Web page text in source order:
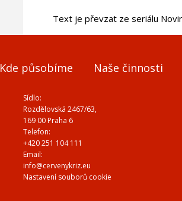
Text je převzat ze seriálu
Kde působíme Naše činnosti
Sídlo:
Rozdělovská 2467/63,
169 00 Praha 6
Telefon:
+420 251 104 111
Email:
info@cervenykriz.eu
Nastavení souborů cookie